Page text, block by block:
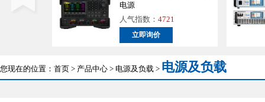
电源
人气指数： 4721
立即询价
您现在的位置： 首页 > 产品中心 > 电源及负载 > 电源及负载